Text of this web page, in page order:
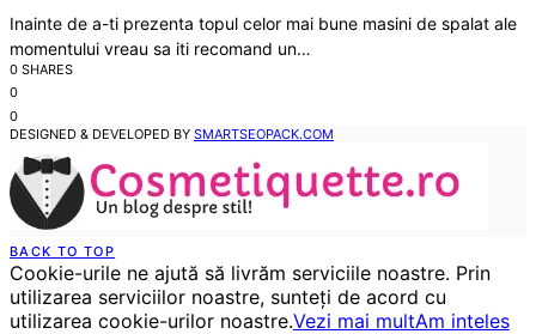
Inainte de a-ti prezenta topul celor mai bune masini de spalat ale
momentului vreau sa iti recomand un…
0 SHARES
0
0
DESIGNED & DEVELOPED BY SMARTSEOPACK.COM
BACK TO TOP
Cookie-urile ne ajută să livrăm serviciile noastre. Prin
utilizarea serviciilor noastre, sunteți de acord cu
utilizarea cookie-urilor noastre.Vezi mai multAm inteles